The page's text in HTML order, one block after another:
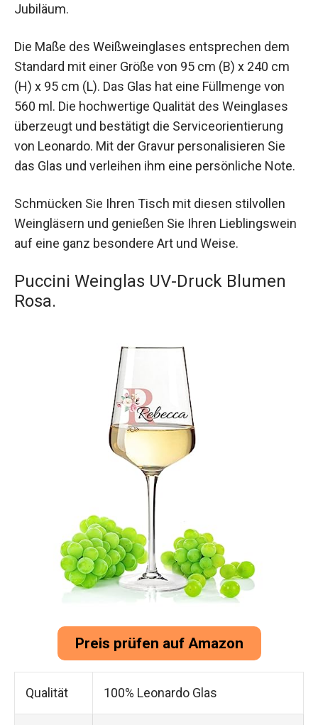
Jubiläum.
Die Maße des Weißweinglases entsprechen dem
Standard mit einer Größe von 95 cm (B) x 240 cm
(H) x 95 cm (L). Das Glas hat eine Füllmenge von
560 ml. Die hochwertige Qualität des Weinglases
überzeugt und bestätigt die Serviceorientierung
von Leonardo. Mit der Gravur personalisieren Sie
das Glas und verleihen ihm eine persönliche Note.
Schmücken Sie Ihren Tisch mit diesen stilvollen
Weingläsern und genießen Sie Ihren Lieblingswein
auf eine ganz besondere Art und Weise.
Puccini Weinglas UV-Druck Blumen
Rosa.
Preis prüfen auf Amazon
Qualität 100% Leonardo Glas